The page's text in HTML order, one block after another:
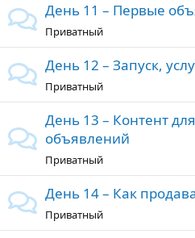
День 11 – Первые
Приватный
День 12 – Запуск,
Приватный
День 13 – Контент
объявлений
Приватный
День 14 – Как
Приватный